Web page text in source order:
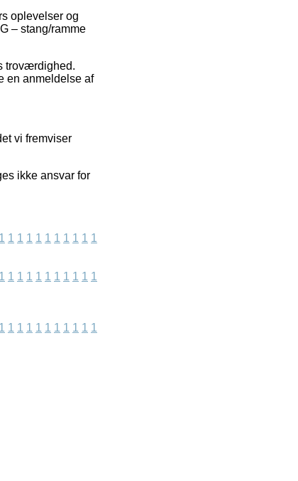
oplevelser og
– stang/ramme
troværdighed.
en anmeldelse af
vi fremviser
ikke ansvar for
1 1 1 1 1 1 1 1 1 1 1
1 1 1 1 1 1 1 1 1 1 1
1 1 1 1 1 1 1 1 1 1 1